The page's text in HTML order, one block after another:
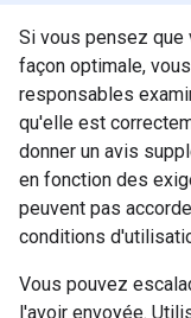
Si vous pensez que
façon optimale,
responsables
qu'elle est
donner un avis
en fonction des
peuvent pas
conditions
Vous pouvez
l'avoir envoyée.